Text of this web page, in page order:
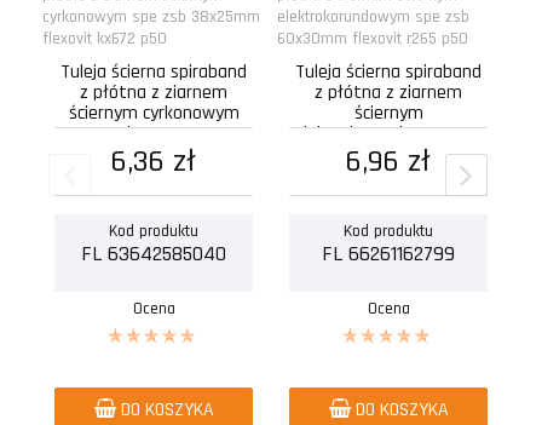
Tuleja ścierna spiraband
z płótna z ziarnem
ściernym cyrkonowym
spe zsb 38x25mm...
6,36 zł
Kod produktu
FL 63642585040
Ocena
DO KOSZYKA
Tuleja ścierna spiraband
z płótna z ziarnem
ściernym
elektrokorundowym spe
zsb 60x30mm...
6,96 zł
Kod produktu
FL 66261162799
Ocena
DO KOSZYKA